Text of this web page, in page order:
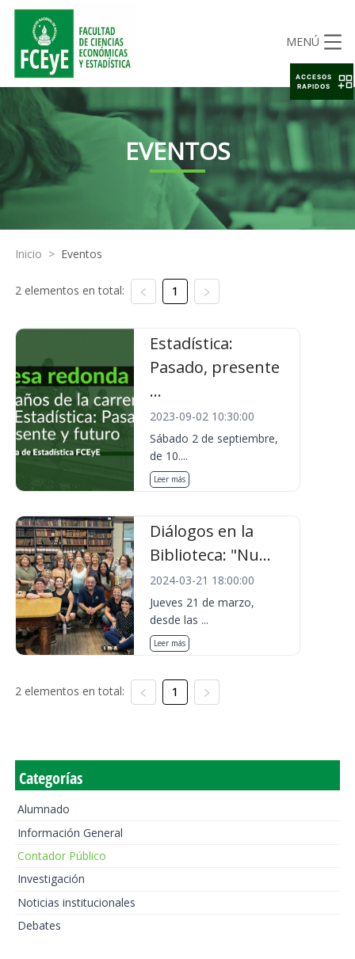
MENÚ
EVENTOS
Inicio > Eventos
2 elementos en total: 1
Estadística:
Pasado, presente
...
2023-09-02 10:30:00
Sábado 2 de septiembre,
de 10....
Leer más
Diálogos en la
Biblioteca: "Nu...
2024-03-21 18:00:00
Jueves 21 de marzo,
desde las ...
Leer más
2 elementos en total: 1
Categorías
Alumnado
Información General
Contador Público
Investigación
Noticias institucionales
Debates
ACCESOS
RAPIDOS